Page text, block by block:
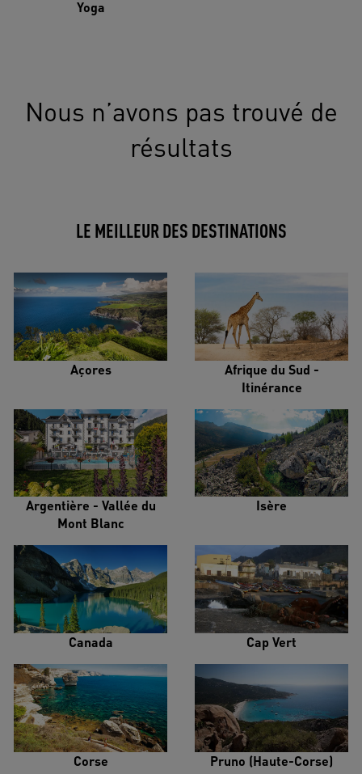
Yoga
Nous n’avons pas trouvé de
résultats
LE MEILLEUR DES DESTINATIONS
Açores
Afrique du Sud -
Itinérance
Argentière - Vallée du
Mont Blanc
Isère
Canada Cap Vert
Corse Pruno (Haute-Corse)